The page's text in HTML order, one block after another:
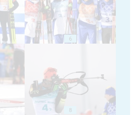
6
8